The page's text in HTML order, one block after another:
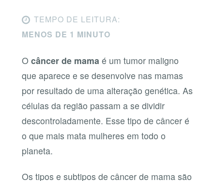
TEMPO DE LEITURA:
MENOS DE 1 MINUTO
O câncer de mama é um tumor maligno
que aparece e se desenvolve nas mamas
por resultado de uma alteração genética. As
células da região passam a se dividir
descontroladamente. Esse tipo de câncer é
o que mais mata mulheres em todo o
planeta.
Os tipos e subtipos de câncer de mama são